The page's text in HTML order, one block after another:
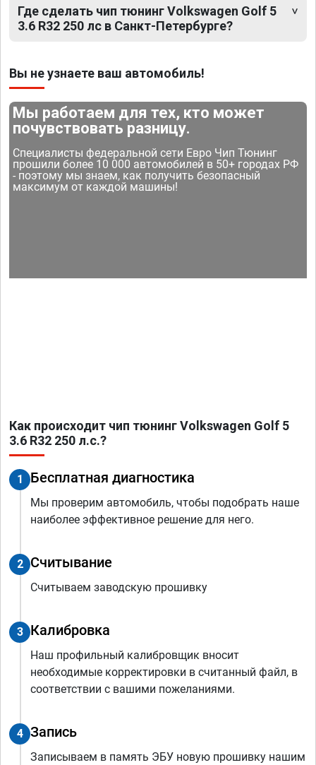
Где сделать чип тюнинг Volkswagen Golf 5
3.6 R32 250 лс в Санкт-Петербурге?
Вы не узнаете ваш автомобиль!
Мы работаем для тех, кто может
почувствовать разницу.
Специалисты федеральной сети Евро Чип Тюнинг
прошили более 10 000 автомобилей в 50+ городах РФ
- поэтому мы знаем, как получить безопасный
максимум от каждой машины!
Как происходит чип тюнинг Volkswagen Golf 5
3.6 R32 250 л.с.?
1 Бесплатная диагностика
Мы проверим автомобиль, чтобы подобрать наше
наиболее эффективное решение для него.
2 Считывание
Считываем заводскую прошивку
3 Калибровка
Наш профильный калибровщик вносит
необходимые корректировки в считанный файл, в
соответствии с вашими пожеланиями.
4 Запись
Записываем в память ЭБУ новую прошивку нашим